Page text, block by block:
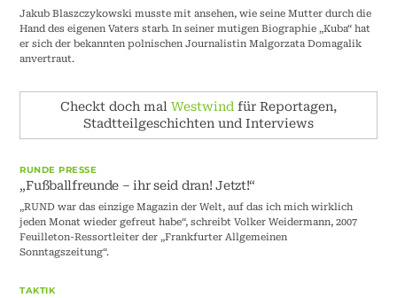
Jakub Blaszczykowski musste mit ansehen, wie seine Mutter durch die
Hand des eigenen Vaters starb. In seiner mutigen Biographie „Kuba“ hat
er sich der bekannten polnischen Journalistin Malgorzata Domagalik
anvertraut.
Checkt doch mal Westwind für Reportagen,
Stadtteilgeschichten und Interviews
RUNDE PRESSE
„Fußballfreunde – ihr seid dran! Jetzt!“
„RUND war das einzige Magazin der Welt, auf das ich mich wirklich
jeden Monat wieder gefreut habe“, schreibt Volker Weidermann, 2007
Feuilleton-Ressortleiter der „Frankfurter Allgemeinen
Sonntagszeitung“.
TAKTIK